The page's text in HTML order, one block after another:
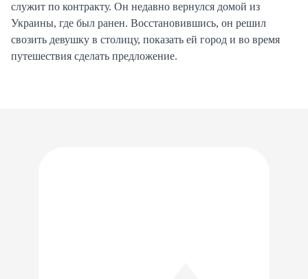
служит по контракту. Он недавно вернулся домой из
Украины, где был ранен. Восстановившись, он решил
свозить девушку в столицу, показать ей город и во время
путешествия сделать предложение.